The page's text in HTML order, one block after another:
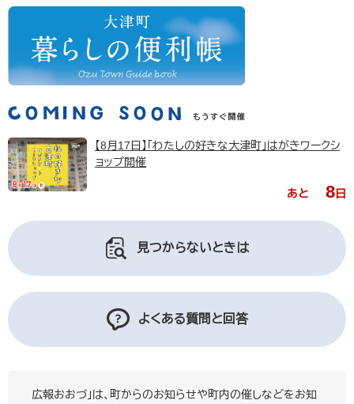
【8月17日】「わたしの好きな大津町」はがきワークシ
ョップ開催
あと 8日
見つからないときは
よくある質問と回答
広報おおづ」は、町からのお知らせや町内の催しなどをお知